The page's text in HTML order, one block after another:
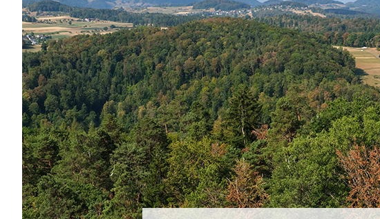
Further information